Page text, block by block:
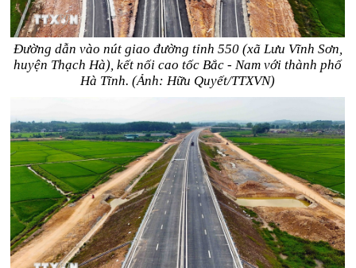
Đường dẫn vào nút giao đường tỉnh 550 (xã Lưu Vĩnh Sơn,
huyện Thạch Hà), kết nối cao tốc Bắc - Nam với thành phố
Hà Tĩnh. (Ảnh: Hữu Quyết/TTXVN)